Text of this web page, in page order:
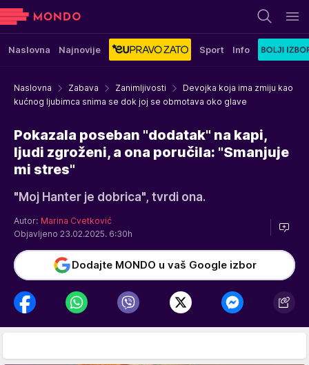
Naslovna Najnovije Sport Info
Naslovna Zabava Zanimljivosti
Devojka koja ima zmiju kao
kućnog ljubimca snima se dok joj se obmotava oko glave
Pokazala poseban "dodatak" na kapi,
ljudi zgroženi, a ona poručila: "Smanjuje
mi stres"
"Moj Hanter je dobrica", tvrdi ona.
Autor: Marina Cvetković
Objavljeno 23.02.2025. 6:30h
Dodajte MONDO u vaš Google izbor